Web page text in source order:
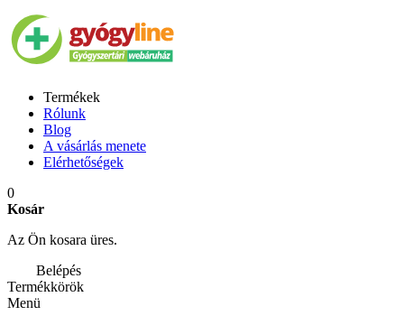
Termékek
Rólunk
Blog
A vásárlás menete
Elérhetőségek
0
Kosár
Az Ön kosara üres.
Belépés
Termékkörök
Menü